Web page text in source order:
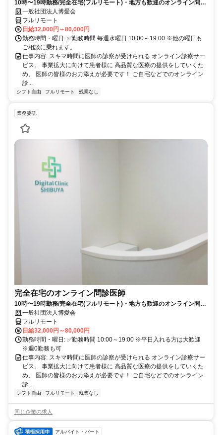
10時〜19時勤務/完全在宅(フルリモート)・地方も歓迎のオンライン問診
業務一般社団法人博愛会
フルリモート
日給32,000円～80,000円
勤務時間・曜日: ✅勤務時間 毎週水曜日 10:00～19:00 ※他の曜日も
ご相談に乗れます。
仕事内容: スキマ時間に医師の診察が受けられる オンライン診療サー
ビス。 事業拡大に向けて患者様に 高品質な医療の提供をしていくた
め、 医師の皆様のお力添えが必要です！ ご自宅などでのオンライン
診...
シフト自由 フルリモート 残業なし
業務委託
完全在宅のオンライン問診医師
10時〜19時勤務/完全在宅(フルリモート)・地方も歓迎のオンライン問診
業務一般社団法人博愛会
フルリモート
日給32,000円～80,000円
勤務時間・曜日: ✅勤務時間 10:00～19:00 ※平日入れる方は大歓迎
※週0勤務も可
仕事内容: スキマ時間に医師の診察が受けられる オンライン診療サー
ビス。 事業拡大に向けて患者様に 高品質な医療の提供をしていくた
め、 医師の皆様のお力添えが必要です！ ご自宅などでのオンライン
診...
シフト自由 フルリモート 残業なし
同じ企業の求人
アルバイト・パート